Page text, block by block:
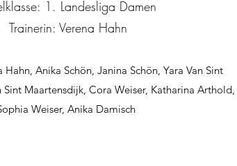
1. Landesliga Damen
Trainerin: Verena Hahn
Hahn, Anika Schön, Janina Schön, Yara Van Sint
Sint Maartensdijk, Cora Weiser, Katharina Arthold,
Weiser, Anika Damisch